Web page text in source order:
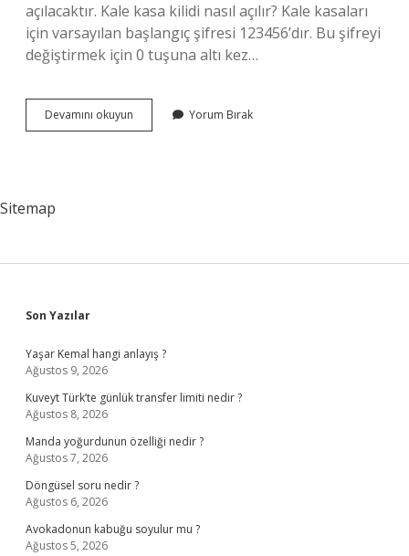
açılacaktır. Kale kasa kilidi nasıl açılır? Kale kasaları
için varsayılan başlangıç ​​şifresi 123456’dır. Bu şifreyi
değiştirmek için 0 tuşuna altı kez…
Devamını okuyun
Şifreli
Yorum Bırak
Sitemap
Sidebar
Son Yazılar
Yaşar Kemal hangi anlayış ?
Ağustos 9, 2026
Kuveyt Türk’te günlük transfer limiti nedir ?
Ağustos 8, 2026
Manda yoğurdunun özelliği nedir ?
Ağustos 7, 2026
Döngüsel soru nedir ?
Ağustos 6, 2026
Avokadonun kabuğu soyulur mu ?
Ağustos 5, 2026